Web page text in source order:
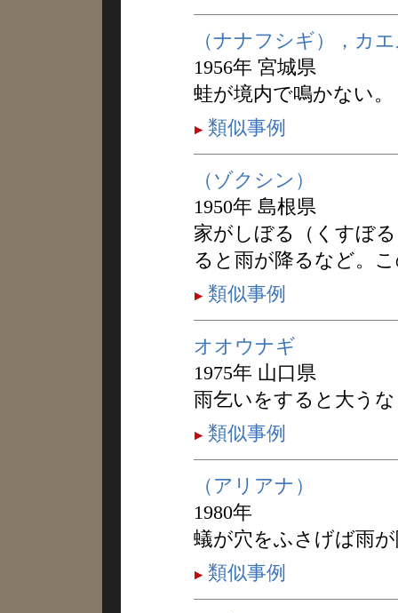
（ナナフシギ），カ
1956年 宮城県
蛙が境内で鳴かない。
類似事例
（ゾクシン）
1950年 島根県
家がしぼる（くすぼ
ると雨が降るなど。
類似事例
オオウナギ
1975年 山口県
雨乞いをすると大う
類似事例
（アリアナ）
1980年
蟻が穴をふさげば雨
類似事例